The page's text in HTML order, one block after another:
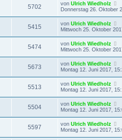
5702 von Ulrich Wiedholz
Donnerstag 26. Oktober
5415 von Ulrich Wiedholz
Mittwoch 25. Oktober
5474 von Ulrich Wiedholz
Mittwoch 25. Oktober
5673 von Ulrich Wiedholz
Montag 12. Juni 2017,
5513 von Ulrich Wiedholz
Montag 12. Juni 2017,
5504 von Ulrich Wiedholz
Montag 12. Juni 2017,
5597 von Ulrich Wiedholz
Montag 12. Juni 2017,